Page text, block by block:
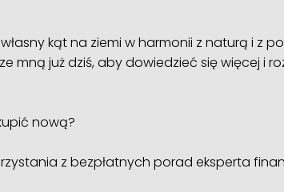
kąt na ziemi w harmonii z naturą i z
mną już dziś, aby dowiedzieć się więcej i
nową?
z bezpłatnych porad eksperta